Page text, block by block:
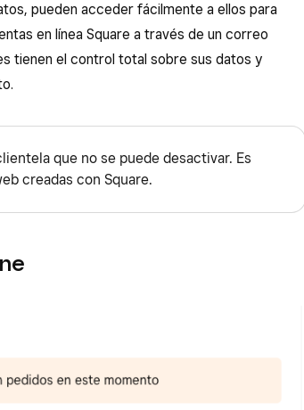
para actualizar los ajustes de todas.
a activarlos desde el Panel de control
web
pueden acceder fácilmente a ellos para
en línea Square a través de un correo
tienen el control total sobre sus datos y
que no se puede desactivar. Es
creadas con Square.